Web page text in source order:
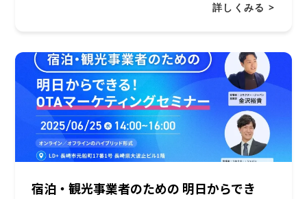
詳しくみる >
宿泊・観光事業者のための 明日からでき